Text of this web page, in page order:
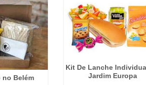
no Belém
Kit De Lanche
Jardim Europa